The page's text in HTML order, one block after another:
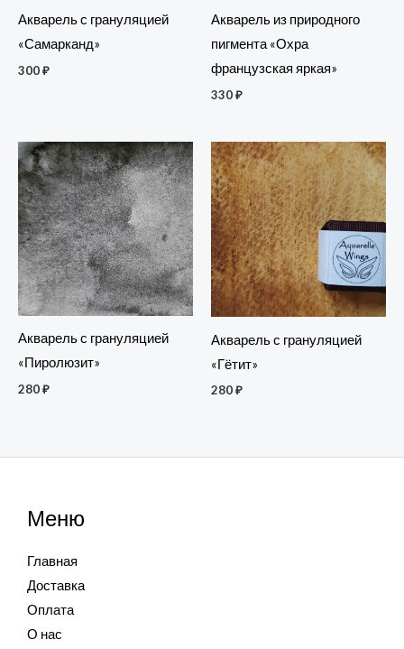
Акварель с грануляцией
«Самарканд»
300₽
Акварель из природного
пигмента «Охра
французская яркая»
330₽
Акварель с грануляцией
«Пиролюзит»
280₽
Акварель с грануляцией
«Гётит»
280₽
Меню
Главная
Доставка
Оплата
О нас